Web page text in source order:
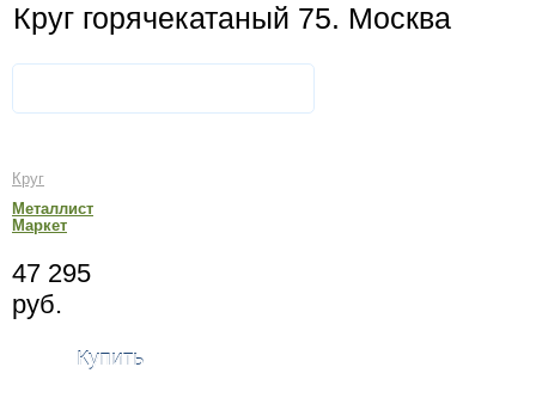
Круг горячекатаный 75. Москва
Круг
Металлист
Маркет
47 295
руб.
Купить